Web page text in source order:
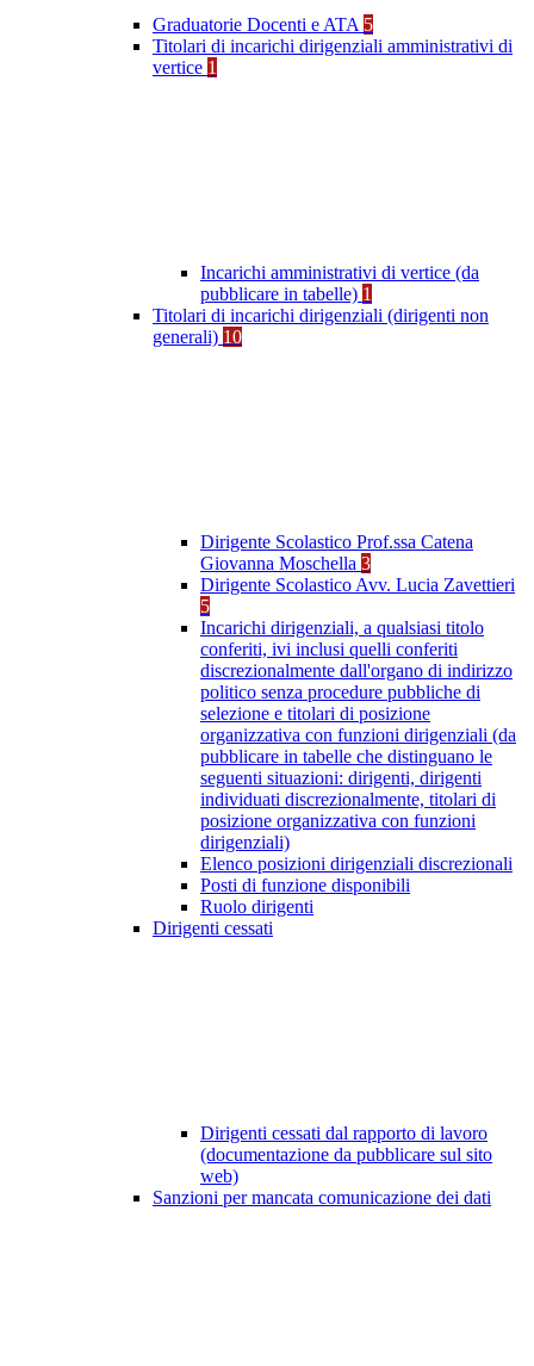
Graduatorie Docenti e ATA 5
Titolari di incarichi dirigenziali amministrativi di
vertice 1
Incarichi amministrativi di vertice (da
pubblicare in tabelle) 1
Titolari di incarichi dirigenziali (dirigenti non
generali) 10
Dirigente Scolastico Prof.ssa Catena
Giovanna Moschella 3
Dirigente Scolastico Avv. Lucia Zavettieri
5
Incarichi dirigenziali, a qualsiasi titolo
conferiti, ivi inclusi quelli conferiti
discrezionalmente dall'organo di indirizzo
politico senza procedure pubbliche di
selezione e titolari di posizione
organizzativa con funzioni dirigenziali (da
pubblicare in tabelle che distinguano le
seguenti situazioni: dirigenti, dirigenti
individuati discrezionalmente, titolari di
posizione organizzativa con funzioni
dirigenziali)
Elenco posizioni dirigenziali discrezionali
Posti di funzione disponibili
Ruolo dirigenti
Dirigenti cessati
Dirigenti cessati dal rapporto di lavoro
(documentazione da pubblicare sul sito
web)
Sanzioni per mancata comunicazione dei dati